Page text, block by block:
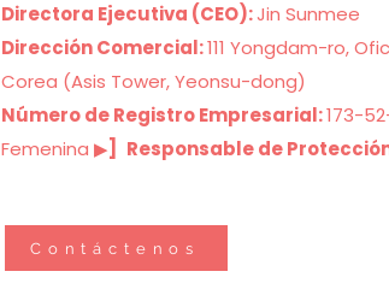
Directora Ejecutiva (CEO):Jin Sunmee
Dirección Comercial:111 Yongdam-ro,
Corea (Asis Tower, Yeonsu-dong)
Número de Registro Empresarial:173-
Femenina ▶] Responsable de
Contáctenos